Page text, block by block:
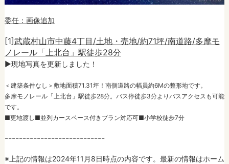
委任：画像追加
[1]武蔵村山市中藤4丁目/土地・売地/約71坪/南道路/多摩モ
ノレール「上北台」駅徒歩28分
►現地写真を更新しました！
＜建築条件なし＞敷地面積71.31坪！南側道路の幅員約6Mの整形地です。
多摩モノレール「上北台」駅徒歩28分。バス停徒歩3分よりバスアクセスも可能
です。
■更地渡し■並列カースペース付きプラン対応可■小学校徒歩7分
----------------------------
※上記の情報は2024年11月8日時点の内容です。最新の情報はホーム